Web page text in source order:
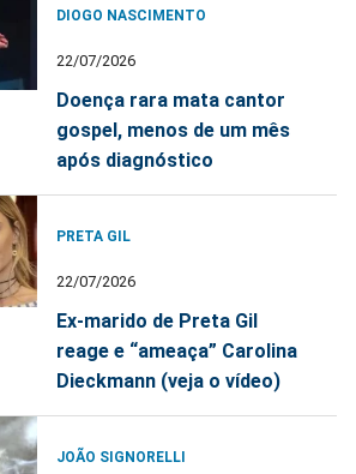
DIOGO NASCIMENTO
22/07/2026
Doença rara mata cantor
gospel, menos de um mês
após diagnóstico
PRETA GIL
22/07/2026
Ex-marido de Preta Gil
reage e “ameaça” Carolina
Dieckmann (veja o vídeo)
JOÃO SIGNORELLI